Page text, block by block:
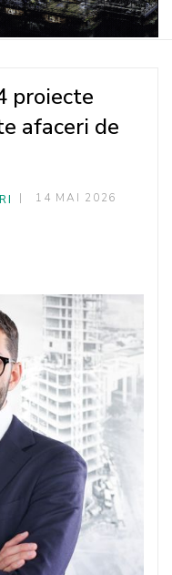
proiecte
afaceri de
14 MAI 2026